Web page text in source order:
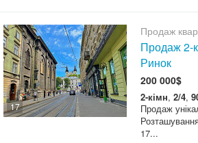
17
Продаж
Продаж 2-
Ринок
200 000$
2-кімн, 2/4,
Продаж
17...